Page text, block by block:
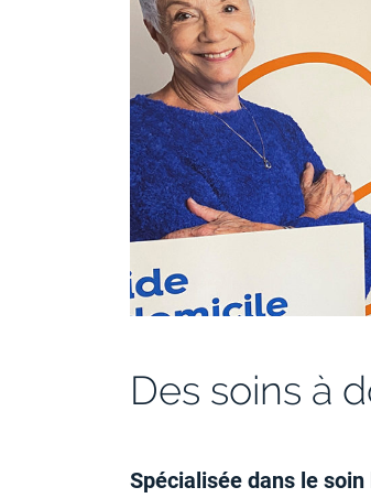
Des soins à
Spécialisée dans le